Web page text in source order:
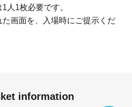
人1枚必要です。
画面を、入場時にご提示くだ
information